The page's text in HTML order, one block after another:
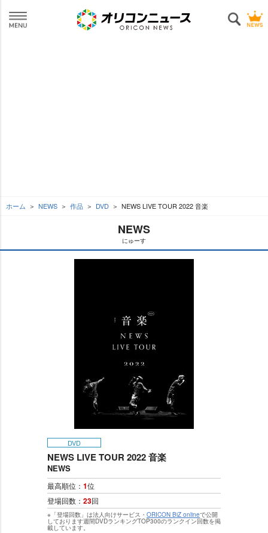
ホーム NEWS 作品 DVD NEWS LIVE TOUR 2022 音楽
NEWS
にゅーす
DVD
NEWS LIVE TOUR 2022 音楽
NEWS
最高順位： 1位
登場回数： 23回
※「登場回数」は法人向けサービス・ ORICON BiZ onlineで公開
しております週間DVDランキングTOP300のランクイン回数を掲
載しています。